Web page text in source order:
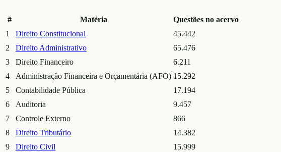
# Matéria
Questões no acervo
1
Direito Constitucional
45.442
2
Direito Administrativo
65.476
3
Direito Financeiro
6.211
4
Administração Financeira e Orçamentária (AFO) 15.292
5
Contabilidade Pública
17.194
6
Auditoria
9.457
7
Controle Externo
866
8
Direito Tributário
14.382
9
Direito Civil
15.999